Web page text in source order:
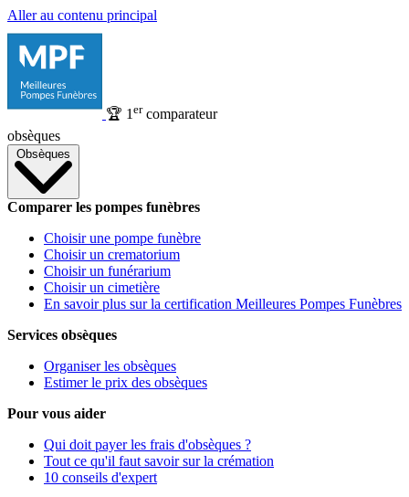
Aller au contenu principal
🏆 1 ercomparateur
obsèques
Obsèques
Comparer les pompes funèbres
Choisir une pompe funèbre
Choisir un crematorium
Choisir un funérarium
Choisir un cimetière
En savoir plus sur la certification Meilleures Pompes Funèbres
Services obsèques
Organiser les obsèques
Estimer le prix des obsèques
Pour vous aider
Qui doit payer les frais d'obsèques ?
Tout ce qu'il faut savoir sur la crémation
10 conseils d'expert